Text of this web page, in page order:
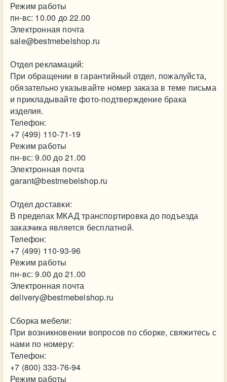
Режим работы
пн-вс: 10.00 до 22.00
Электронная почта
sale@bestmebelshop.ru
Отдел рекламаций:
При обращении в гарантийный отдел, пожалуйста,
обязательно указывайте номер заказа в теме письма
и прикладывайте фото-подтверждение брака
изделия.
Телефон:
+7 (499) 110-71-19
Режим работы
пн-вс: 9.00 до 21.00
Электронная почта
garant@bestmebelshop.ru
Отдел доставки:
В пределах МКАД транспортировка до подъезда
заказчика является бесплатной.
Телефон:
+7 (499) 110-93-96
Режим работы
пн-вс: 9.00 до 21.00
Электронная почта
delivery@bestmebelshop.ru
Сборка мебели:
При возникновении вопросов по сборке, свяжитесь с
нами по номеру:
Телефон:
+7 (800) 333-76-94
Режим работы